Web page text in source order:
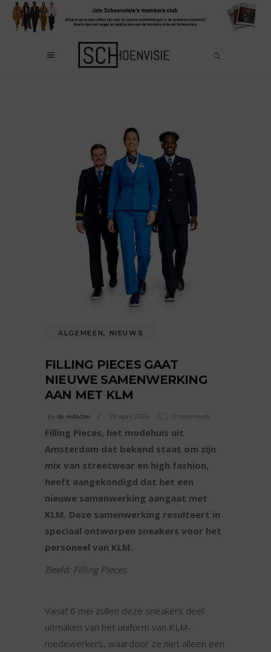
ALGEMEEN, NIEUWS
FILLING PIECES GAAT
NIEUWE SAMENWERKING
AAN MET KLM
by de redactie 29 april 2024 0 comments
Filling Pieces, het modehuis uit
Amsterdam dat bekend staat om zijn
mix van streetwear en high fashion,
heeft aangekondigd dat het een
nieuwe samenwerking aangaat met
KLM. Deze samenwerking resulteert in
speciaal ontworpen sneakers voor het
personeel van KLM.
Beeld: Filling Pieces
Vanaf 6 mei zullen deze sneakers deel
uitmaken van het uniform van KLM-
medewerkers, waardoor ze niet alleen een